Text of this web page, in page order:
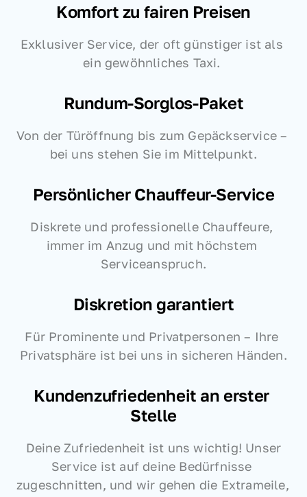
Komfort zu fairen Preisen
Exklusiver Service, der oft günstiger ist als
ein gewöhnliches Taxi.
Rundum-Sorglos-Paket
Von der Türöffnung bis zum Gepäckservice –
bei uns stehen Sie im Mittelpunkt.
Persönlicher Chauffeur-Service
Diskrete und professionelle Chauffeure,
immer im Anzug und mit höchstem
Serviceanspruch.
Diskretion garantiert
Für Prominente und Privatpersonen – Ihre
Privatsphäre ist bei uns in sicheren Händen.
Kundenzufriedenheit an erster
Stelle
Service ist auf deine Bedürfnisse
zugeschnitten, und wir gehen die Extrameile,